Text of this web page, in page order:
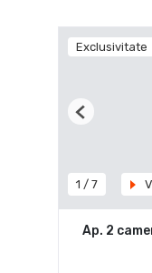
Exclusivitate
1 / 7
Previous
Ap. 2